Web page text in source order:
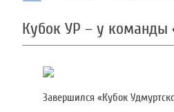
Кубок УР – у
Завершился «Кубок